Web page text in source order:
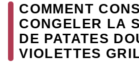
COMMENT
CONGELER LA
DE PATATES
VIOLETTES